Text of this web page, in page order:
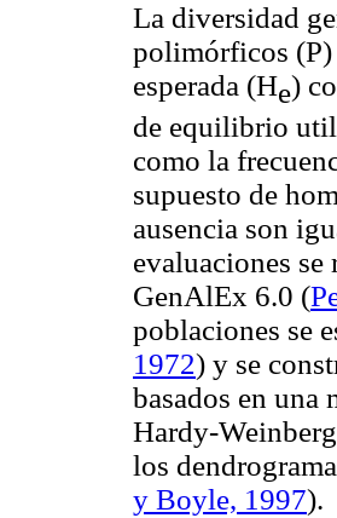
La diversidad
polimórficos (P)
esperada (He)
de equilibrio
como la
supuesto de
ausencia son
evaluaciones
GenAlEx 6.0 (
poblaciones se
1972) y se
basados en
Hardy-
los
y Boyle, 1997).